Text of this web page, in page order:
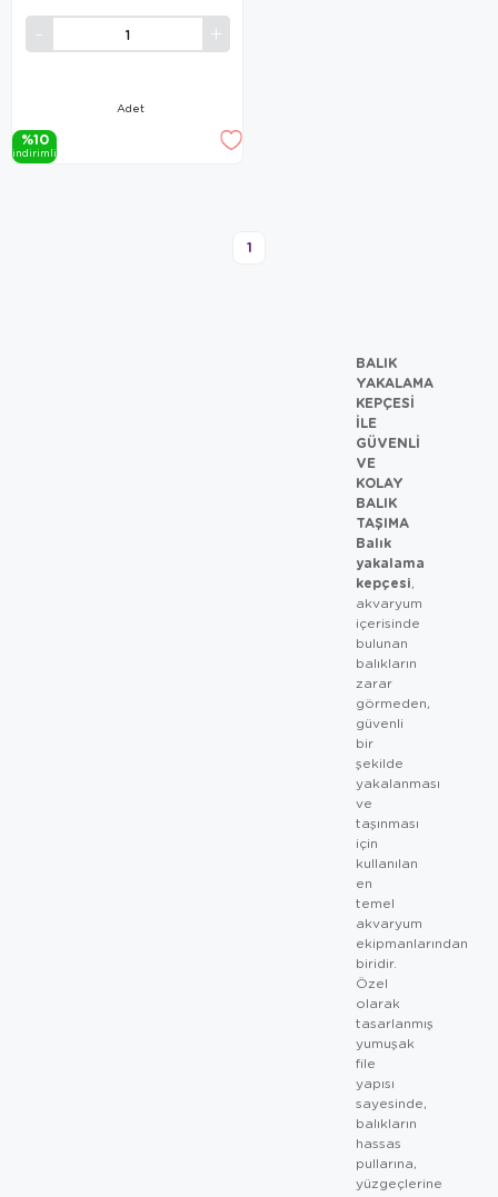
Adet
%10
i̇ndi̇ri̇mli̇
1
BALIK
YAKALAMA
KEPÇESI
ILE
GÜVENLI
VE
KOLAY
BALIK
TAŞIMA
Balık
yakalama
kepçesi,
akvaryum
içerisinde
bulunan
balıkların
zarar
görmeden,
güvenli
bir
şekilde
yakalanması
ve
taşınması
için
kullanılan
en
temel
akvaryum
ekipmanlarından
biridir.
Özel
olarak
tasarlanmış
yumuşak
file
yapısı
sayesinde,
balıkların
hassas
pullarına,
yüzgeçlerine